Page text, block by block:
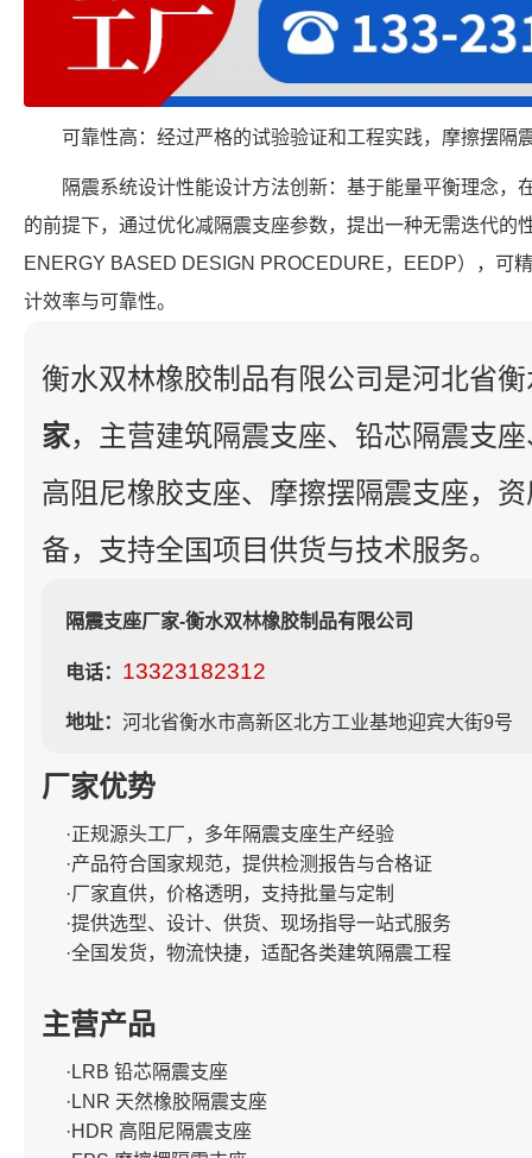
可靠性高：经过严格的试验验证和工程实践，摩擦摆隔
隔震系统设计性能设计方法创新：基于能量平衡理念，
的前提下，通过优化减隔震支座参数，提出一种无需迭代的
ENERGY BASED DESIGN PROCEDURE，EEDP），可
计效率与可靠性。
衡水双林橡胶制品有限公司是河北省
家，主营建筑隔震支座、铅芯隔震支
高阻尼橡胶支座、摩擦摆隔震支座，
备，支持全国项目供货与技术服务。
隔震支座厂家-衡水双林橡胶制品有限公司
电话： 13323182312
地址： 河北省衡水市高新区北方工业基地迎宾大街9号
厂家优势
·正规源头工厂，多年隔震支座生产经验
·产品符合国家规范，提供检测报告与合格证
·厂家直供，价格透明，支持批量与定制
·提供选型、设计、供货、现场指导一站式服务
·全国发货，物流快捷，适配各类建筑隔震工程
主营产品
·LRB 铅芯隔震支座
·LNR 天然橡胶隔震支座
·HDR 高阻尼隔震支座